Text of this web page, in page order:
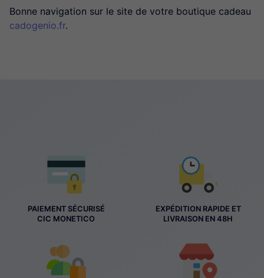
Bonne navigation sur le site de votre boutique cadeau
cadogenio.fr.
PAIEMENT SÉCURISÉ
CIC MONETICO
EXPÉDITION RAPIDE ET
LIVRAISON EN 48H